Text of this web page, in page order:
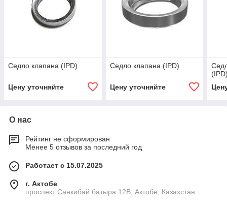
Седло клапана (IPD)
Цену уточняйте
Седло клапана (IPD)
Цену уточняйте
О нас
Рейтинг не сформирован
Менее 5 отзывов за последний год
Работает с 15.07.2025
г. Актобе
проспект Санкибай батыра 12В, Актобе, Казахстан